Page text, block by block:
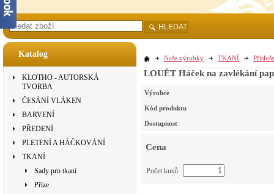
Katalog
KLOTHO - AUTORSKÁ
TVORBA
ČESÁNÍ VLÁKEN
BARVENÍ
PŘEDENÍ
PLETENÍ A HÁČKOVÁNÍ
TKANÍ
Sady pro tkaní
Příze
Naše výrobky TKANÍ
LOUËT Háček na zavlékání
Výrobce
Kód produktu
Dostupnost
Cena
Počet kusů
HLEDAT